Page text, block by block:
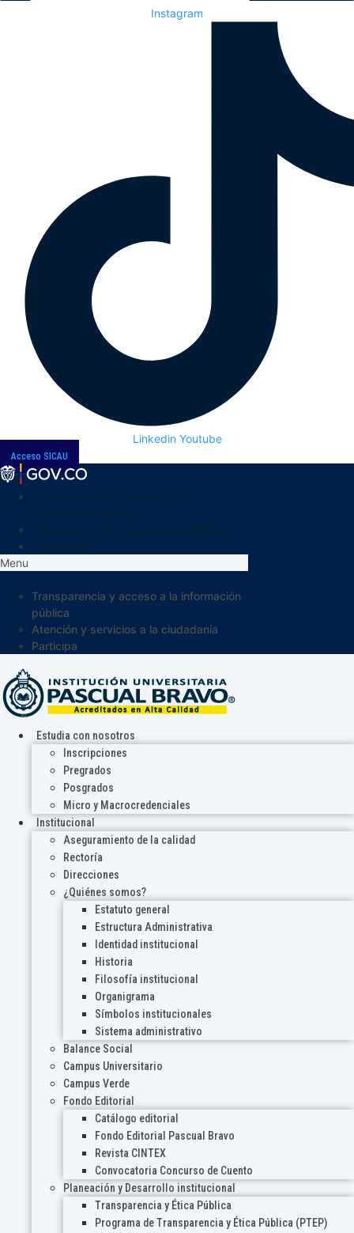
Instagram
Linkedin Youtube
Acceso SICAU
Menu
Transparencia y acceso a la información
pública
Atención y servicios a la ciudadanía
Participa
Estudia con nosotros
Inscripciones
Pregrados
Posgrados
Micro y Macrocredenciales
Institucional
Aseguramiento de la calidad
Rectoría
Direcciones
¿Quiénes somos?
Estatuto general
Estructura Administrativa
Identidad institucional
Historia
Filosofía institucional
Organigrama
Símbolos institucionales
Sistema administrativo
Balance Social
Campus Universitario
Campus Verde
Fondo Editorial
Catálogo editorial
Fondo Editorial Pascual Bravo
Revista CINTEX
Convocatoria Concurso de Cuento
Planeación y Desarrollo institucional
Transparencia y Ética Pública
Programa de Transparencia y Ética Pública (PTEP)